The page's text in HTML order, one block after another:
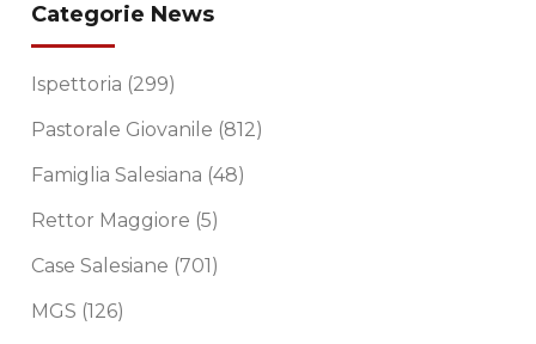
Categorie News
Ispettoria (299)
Pastorale Giovanile (812)
Famiglia Salesiana (48)
Rettor Maggiore (5)
Case Salesiane (701)
MGS (126)